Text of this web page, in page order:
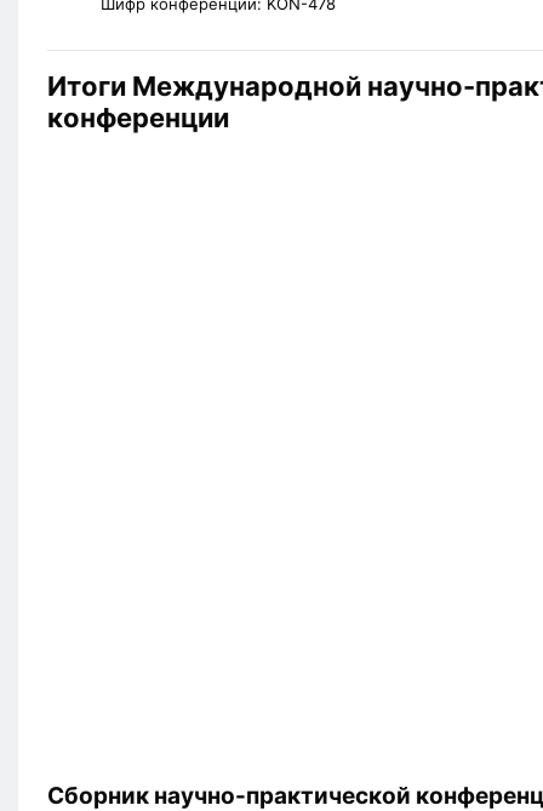
Итоги Международной научно-
конференции
Сборник научно-практической